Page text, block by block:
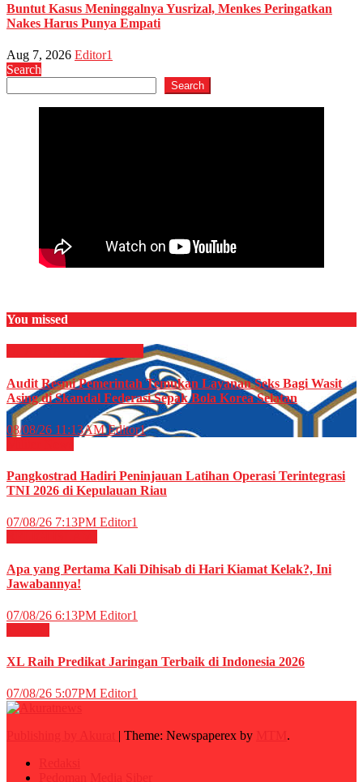
Buntut Kasus Meninggalnya Yusrizal, Menkes Peringatkan
Nakes Harus Punya Empati
Aug 7, 2026 Editor1
Search
Search
You missed
Audit Resmi Pemerintah Temukan Layanan Seks Bagi Wasit
Asing di Skandal Federasi Sepak Bola Korea Selatan
08/08/26 11:13AMEditor1
Pangkostrad Hadiri Peninjauan Latihan Operasi Terintegrasi
TNI 2026 di Kepulauan Riau
07/08/26 7:13PM Editor1
Apa yang Pertama Kali Dihisab di Hari Kiamat Kelak?, Ini
Jawabannya!
07/08/26 6:13PM Editor1
XL Raih Predikat Jaringan Terbaik di Indonesia 2026
07/08/26 5:07PM Editor1
Theme: Newspaperex by
.